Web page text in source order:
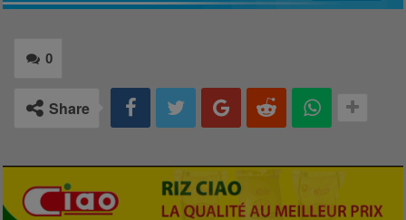
0
Share